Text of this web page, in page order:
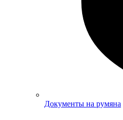
Документы на румяна